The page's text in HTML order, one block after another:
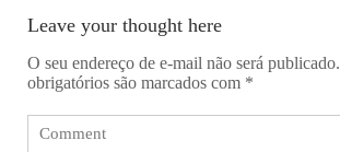
Leave your thought here
O seu endereço de e-mail não será publicado.
obrigatórios são marcados com *